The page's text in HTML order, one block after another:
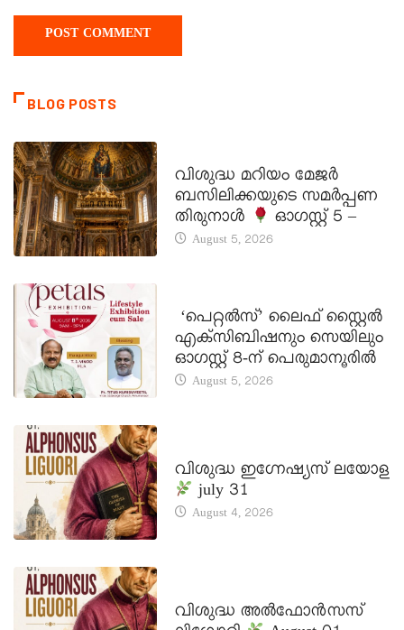
BLOG POSTS
വിശുദ്ധ മറിയം മേജർ
ബസിലിക്കയുടെ സമർപ്പണ
തിരുനാൾ
ഓഗസ്റ്റ് 5 –
August 5, 2026
‘പെറ്റൽസ്’ ലൈഫ് സ്റ്റൈൽ
എക്സിബിഷനും സെയിലും
ഓഗസ്റ്റ് 8-ന് പെരുമാനൂരിൽ
August 5, 2026
വിശുദ്ധ ഇഗ്നേഷ്യസ് ലയോള
july 31
August 4, 2026
വിശുദ്ധ അൽഫോൻസസ്